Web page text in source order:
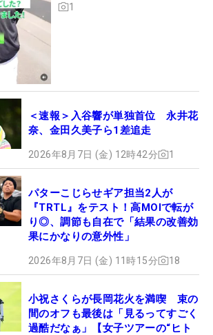
1
＜速報＞入谷響が単独首位 永井花
奈、金田久美子ら1差追走
2026年8月7日 (金) 12時42分 1
パターこじらせギア担当2人が
『TRTL』をテスト！高MOIで転が
り◎、調節も自在で「結果の改善効
果にかなりの意外性」
2026年8月7日 (金) 11時15分 18
小祝さくらが長岡花火を満喫 束の
間のオフも最後は「見るってすごく
過酷だなぁ」【女子ツアーの“ヒト